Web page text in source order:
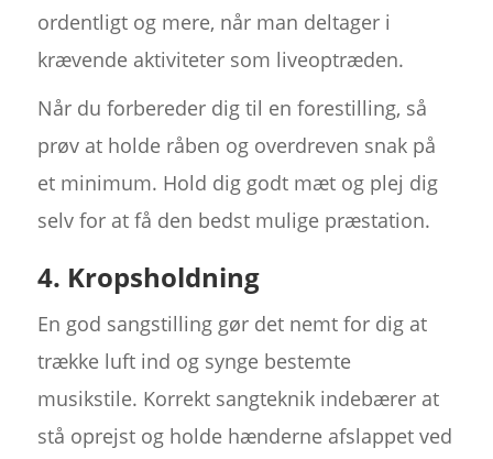
ordentligt og mere, når man deltager i
krævende aktiviteter som liveoptræden.
Når du forbereder dig til en forestilling, så
prøv at holde råben og overdreven snak på
et minimum. Hold dig godt mæt og plej dig
selv for at få den bedst mulige præstation.
4. Kropsholdning
En god sangstilling gør det nemt for dig at
trække luft ind og synge bestemte
musikstile. Korrekt sangteknik indebærer at
stå oprejst og holde hænderne afslappet ved